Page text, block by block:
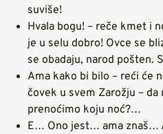
suviše!
Hvala bogu! – reče kmet i
je u selu dobro! Ovce se
se obadaju, narod pošten.
Ama kako bi bilo – reći će
čovek u svem Zarožju –
prenoćimo koju noć?…
E… Ono jest… ama znaš…